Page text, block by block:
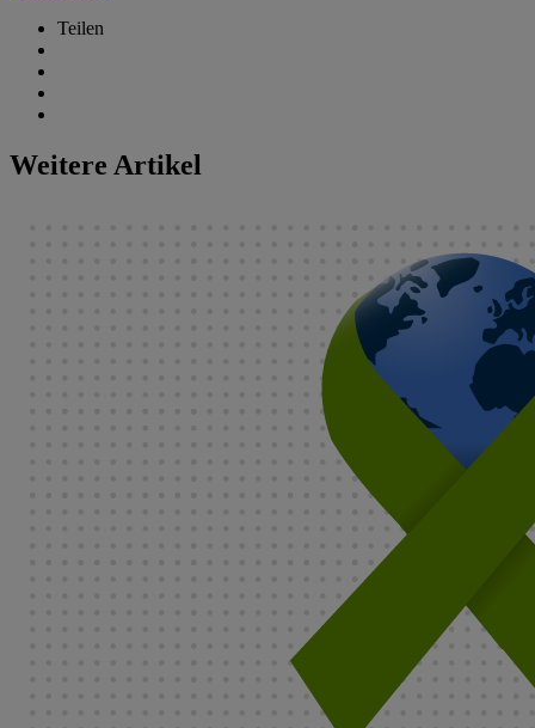
Teilen
Weitere Artikel